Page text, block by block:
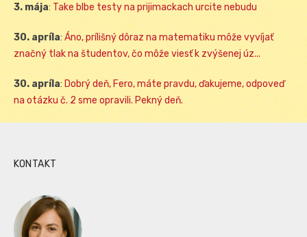
3. mája: Take blbe testy na prijimackach urcite nebudu
30. apríla: Áno, prílišný dôraz na matematiku môže vyvíjať
značný tlak na študentov, čo môže viesť k zvýšenej úz...
30. apríla: Dobrý deň, Fero, máte pravdu, ďakujeme, odpoveď
na otázku č. 2 sme opravili. Pekný deň.
KONTAKT